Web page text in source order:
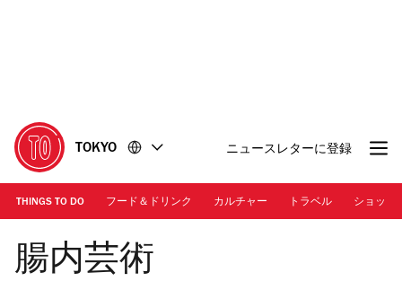
に
移
動
移
動
TOKYO ニュースレターに登録
THINGS TO DO フード＆ドリンク カルチャー トラベル ショッピ
Photo: Kisa Toyoshima
腸内芸術